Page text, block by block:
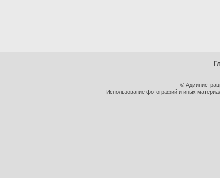
©
Использование фотографий и иных